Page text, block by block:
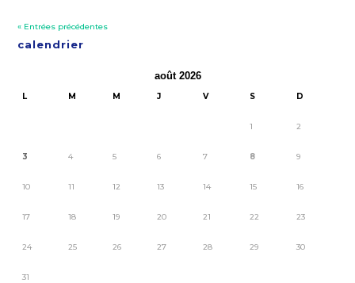
« Entrées précédentes
calendrier
août 2026
L M M J V S D
1 2
3 4 5 6 7 8 9
10 11 12 13 14 15 16
17 18 19 20 21 22 23
24 25 26 27 28 29 30
31